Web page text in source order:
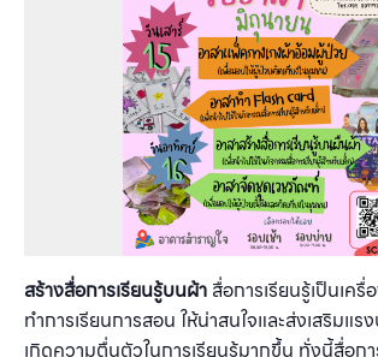
สร้างสื่อการเรียนรู้บนผ้า สื่อการเรียนรู้เป็นเค
ทำการเรียนการสอน ให้น่าสนใจและส่งเสริมแร
เกิดความตื่นตัวในการเรียนรู้มากขึ้น ทั่งนี้สื่อก